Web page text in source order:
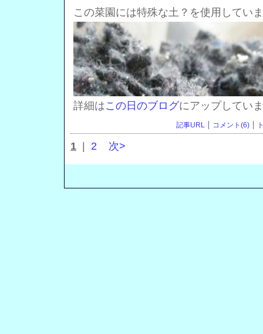
この菜園には特殊な土？を使用してい
詳細はこの日のブログにアップしてい
記事URL コメント(6)
1 | 2 次>